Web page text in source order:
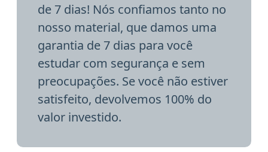
de 7 dias! Nós confiamos tanto no
nosso material, que damos uma
garantia de 7 dias para você
estudar com segurança e sem
preocupações. Se você não estiver
satisfeito, devolvemos 100% do
valor investido.